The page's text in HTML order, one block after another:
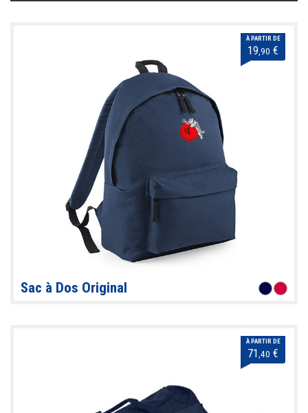
À PARTIR DE
19,90 €
Sac à Dos Original
À PARTIR DE
71,40 €